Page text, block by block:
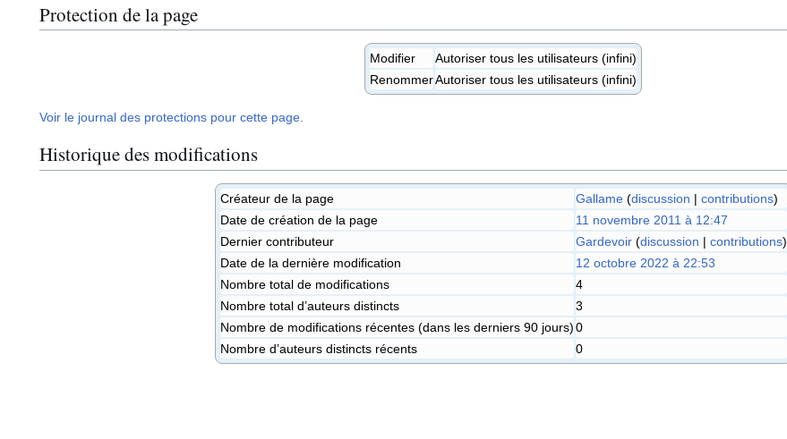
Protection de la page
Modifier
Autoriser tous les utilisateurs (infini)
RenommerAutoriser tous les utilisateurs (infini)
Voir le journal des protections pour cette page.
Historique des modifications
Créateur de la page Gallame (discussion | contributions)
Date de création de la page
11 novembre 2011 à 12:47
Dernier contributeur
Gardevoir (discussion | contributions)
Date de la dernière modification
12 octobre 2022 à 22:53
Nombre total de modifications
4
Nombre total d’auteurs distincts
3
Nombre de modifications récentes (dans les derniers 90 jours)0
Nombre d’auteurs distincts récents
0